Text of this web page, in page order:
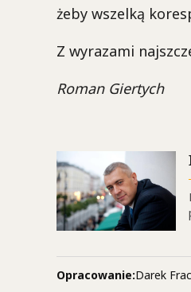
żeby wszelką
Z wyrazami
Roman Giertych
Opracowanie:Darek